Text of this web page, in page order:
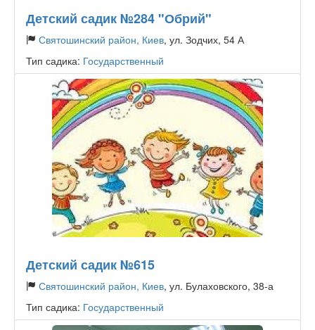
Детский садик №284 "Обрий"
Святошинский район, Киев, ул. Зодчих, 54 А
Тип садика: Государственный
Детский садик №615
Святошинский район, Киев, ул. Булаховского, 38-а
Тип садика: Государственный